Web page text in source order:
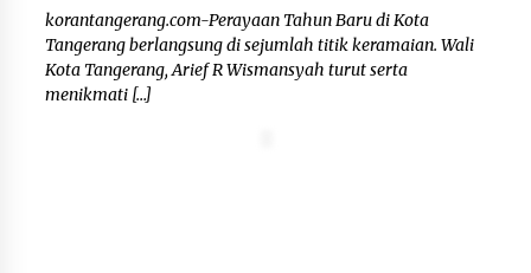
Berlandaskan Nilai Kebangsaan
5 Agustus 2026
korantangerang.com-Perayaan Tahun Baru di Kota
Tangerang berlangsung di sejumlah titik keramaian. Wali
Kota Tangerang, Arief R Wismansyah turut serta
menikmati […]